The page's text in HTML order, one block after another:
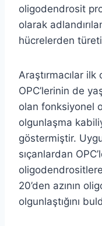
oligodendrosit
olarak
hücrelerden
Araştırmacılar ilk
OPC’lerinin de
olan fonksiyonel
olgunlaşma
göstermiştir.
sıçanlardan
20’den azının
olgunlaştığını